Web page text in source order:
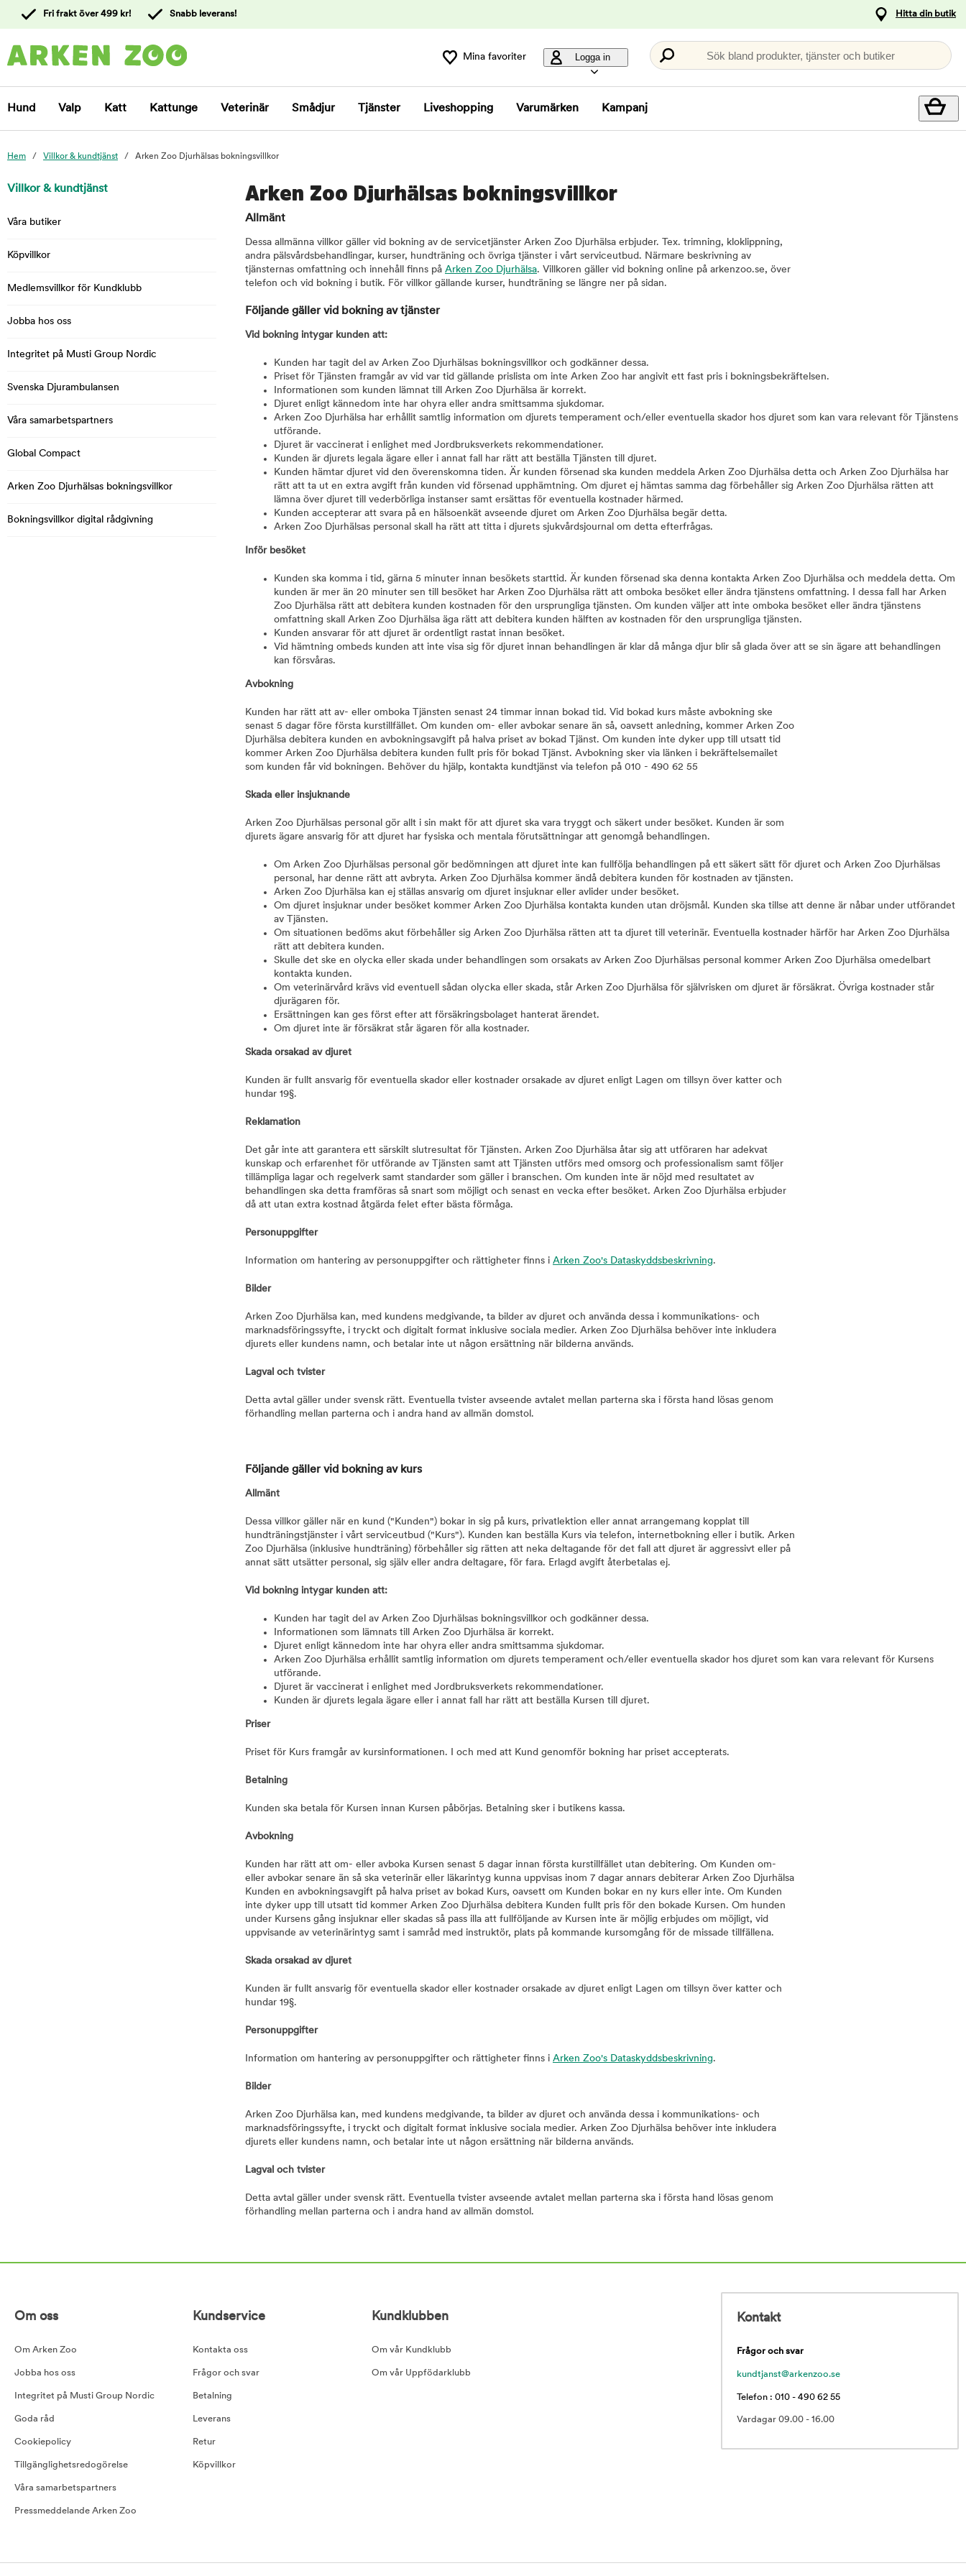
kundtjänst
Fri frakt över 499 kr! Snabb leverans! Hitta din butik
Mina favoriter Logga in Sök bland produkter, tjänster och butiker
Hund Valp Katt Kattunge Veterinär Smådjur Tjänster Liveshopping Varumärken Kampanj
Hem Villkor & kundtjänst Arken Zoo Djurhälsas bokningsvillkor
Villkor & kundtjänst
Våra butiker
Köpvillkor
Medlemsvillkor för Kundklubb
Jobba hos oss
Integritet på Musti Group Nordic
Svenska Djurambulansen
Våra samarbetspartners
Global Compact
Arken Zoo Djurhälsas bokningsvillkor
Bokningsvillkor digital rådgivning
Arken Zoo Djurhälsas bokningsvillkor
Allmänt
Dessa allmänna villkor gäller vid bokning av de servicetjänster Arken Zoo Djurhälsa erbjuder. Tex. trimning, kloklippning,
andra pälsvårdsbehandlingar, kurser, hundträning och övriga tjänster i vårt serviceutbud. Närmare beskrivning av
tjänsternas omfattning och innehåll finns på Arken Zoo Djurhälsa. Villkoren gäller vid bokning online på arkenzoo.se, över
telefon och vid bokning i butik. För villkor gällande kurser, hundträning se längre ner på sidan.
Följande gäller vid bokning av tjänster
Vid bokning intygar kunden att:
Kunden har tagit del av Arken Zoo Djurhälsas bokningsvillkor och godkänner dessa.
Priset för Tjänsten framgår av vid var tid gällande prislista om inte Arken Zoo har angivit ett fast pris i bokningsbekräftelsen.
Informationen som kunden lämnat till Arken Zoo Djurhälsa är korrekt.
Djuret enligt kännedom inte har ohyra eller andra smittsamma sjukdomar.
Arken Zoo Djurhälsa har erhållit samtlig information om djurets temperament och/eller eventuella skador hos djuret som kan vara relevant för Tjänstens
utförande.
Djuret är vaccinerat i enlighet med Jordbruksverkets rekommendationer.
Kunden är djurets legala ägare eller i annat fall har rätt att beställa Tjänsten till djuret.
Kunden hämtar djuret vid den överenskomna tiden. Är kunden försenad ska kunden meddela Arken Zoo Djurhälsa detta och Arken Zoo Djurhälsa har
rätt att ta ut en extra avgift från kunden vid försenad upphämtning. Om djuret ej hämtas samma dag förbehåller sig Arken Zoo Djurhälsa rätten att
lämna över djuret till vederbörliga instanser samt ersättas för eventuella kostnader härmed.
Kunden accepterar att svara på en hälsoenkät avseende djuret om Arken Zoo Djurhälsa begär detta.
Arken Zoo Djurhälsas personal skall ha rätt att titta i djurets sjukvårdsjournal om detta efterfrågas.
Inför besöket
Kunden ska komma i tid, gärna 5 minuter innan besökets starttid. Är kunden försenad ska denna kontakta Arken Zoo Djurhälsa och meddela detta. Om
kunden är mer än 20 minuter sen till besöket har Arken Zoo Djurhälsa rätt att omboka besöket eller ändra tjänstens omfattning. I dessa fall har Arken
Zoo Djurhälsa rätt att debitera kunden kostnaden för den ursprungliga tjänsten. Om kunden väljer att inte omboka besöket eller ändra tjänstens
omfattning skall Arken Zoo Djurhälsa äga rätt att debitera kunden hälften av kostnaden för den ursprungliga tjänsten.
Kunden ansvarar för att djuret är ordentligt rastat innan besöket.
Vid hämtning ombeds kunden att inte visa sig för djuret innan behandlingen är klar då många djur blir så glada över att se sin ägare att behandlingen
kan försvåras.
Avbokning
Kunden har rätt att av- eller omboka Tjänsten senast 24 timmar innan bokad tid. Vid bokad kurs måste avbokning ske
senast 5 dagar före första kurstillfället. Om kunden om- eller avbokar senare än så, oavsett anledning, kommer Arken Zoo
Djurhälsa debitera kunden en avbokningsavgift på halva priset av bokad Tjänst. Om kunden inte dyker upp till utsatt tid
kommer Arken Zoo Djurhälsa debitera kunden fullt pris för bokad Tjänst. Avbokning sker via länken i bekräftelsemailet
som kunden får vid bokningen. Behöver du hjälp, kontakta kundtjänst via telefon på 010 - 490 62 55
Skada eller insjuknande
Arken Zoo Djurhälsas personal gör allt i sin makt för att djuret ska vara tryggt och säkert under besöket. Kunden är som
djurets ägare ansvarig för att djuret har fysiska och mentala förutsättningar att genomgå behandlingen.
Om Arken Zoo Djurhälsas personal gör bedömningen att djuret inte kan fullfölja behandlingen på ett säkert sätt för djuret och Arken Zoo Djurhälsas
personal, har denne rätt att avbryta. Arken Zoo Djurhälsa kommer ändå debitera kunden för kostnaden av tjänsten.
Arken Zoo Djurhälsa kan ej ställas ansvarig om djuret insjuknar eller avlider under besöket.
Om djuret insjuknar under besöket kommer Arken Zoo Djurhälsa kontakta kunden utan dröjsmål. Kunden ska tillse att denne är nåbar under utförandet
av Tjänsten.
Om situationen bedöms akut förbehåller sig Arken Zoo Djurhälsa rätten att ta djuret till veterinär. Eventuella kostnader härför har Arken Zoo Djurhälsa
rätt att debitera kunden.
Skulle det ske en olycka eller skada under behandlingen som orsakats av Arken Zoo Djurhälsas personal kommer Arken Zoo Djurhälsa omedelbart
kontakta kunden.
Om veterinärvård krävs vid eventuell sådan olycka eller skada, står Arken Zoo Djurhälsa för självrisken om djuret är försäkrat. Övriga kostnader står
djurägaren för.
Ersättningen kan ges först efter att försäkringsbolaget hanterat ärendet.
Om djuret inte är försäkrat står ägaren för alla kostnader.
Skada orsakad av djuret
Kunden är fullt ansvarig för eventuella skador eller kostnader orsakade av djuret enligt Lagen om tillsyn över katter och
hundar 19§.
Reklamation
Det går inte att garantera ett särskilt slutresultat för Tjänsten. Arken Zoo Djurhälsa åtar sig att utföraren har adekvat
kunskap och erfarenhet för utförande av Tjänsten samt att Tjänsten utförs med omsorg och professionalism samt följer
tillämpliga lagar och regelverk samt standarder som gäller i branschen. Om kunden inte är nöjd med resultatet av
behandlingen ska detta framföras så snart som möjligt och senast en vecka efter besöket. Arken Zoo Djurhälsa erbjuder
då att utan extra kostnad åtgärda felet efter bästa förmåga.
Personuppgifter
Information om hantering av personuppgifter och rättigheter finns i Arken Zoo's Dataskyddsbeskrivning.
Bilder
Arken Zoo Djurhälsa kan, med kundens medgivande, ta bilder av djuret och använda dessa i kommunikations- och
marknadsföringssyfte, i tryckt och digitalt format inklusive sociala medier. Arken Zoo Djurhälsa behöver inte inkludera
djurets eller kundens namn, och betalar inte ut någon ersättning när bilderna används.
Lagval och tvister
Detta avtal gäller under svensk rätt. Eventuella tvister avseende avtalet mellan parterna ska i första hand lösas genom
förhandling mellan parterna och i andra hand av allmän domstol.
Följande gäller vid bokning av kurs
Allmänt
Dessa villkor gäller när en kund ("Kunden") bokar in sig på kurs, privatlektion eller annat arrangemang kopplat till
hundträningstjänster i vårt serviceutbud ("Kurs"). Kunden kan beställa Kurs via telefon, internetbokning eller i butik. Arken
Zoo Djurhälsa (inklusive hundträning) förbehåller sig rätten att neka deltagande för det fall att djuret är aggressivt eller på
annat sätt utsätter personal, sig själv eller andra deltagare, för fara. Erlagd avgift återbetalas ej.
Vid bokning intygar kunden att:
Kunden har tagit del av Arken Zoo Djurhälsas bokningsvillkor och godkänner dessa.
Informationen som lämnats till Arken Zoo Djurhälsa är korrekt.
Djuret enligt kännedom inte har ohyra eller andra smittsamma sjukdomar.
Arken Zoo Djurhälsa erhållit samtlig information om djurets temperament och/eller eventuella skador hos djuret som kan vara relevant för Kursens
utförande.
Djuret är vaccinerat i enlighet med Jordbruksverkets rekommendationer.
Kunden är djurets legala ägare eller i annat fall har rätt att beställa Kursen till djuret.
Priser
Priset för Kurs framgår av kursinformationen. I och med att Kund genomför bokning har priset accepterats.
Betalning
Kunden ska betala för Kursen innan Kursen påbörjas. Betalning sker i butikens kassa.
Avbokning
Kunden har rätt att om- eller avboka Kursen senast 5 dagar innan första kurstillfället utan debitering. Om Kunden om-
eller avbokar senare än så ska veterinär eller läkarintyg kunna uppvisas inom 7 dagar annars debiterar Arken Zoo Djurhälsa
Kunden en avbokningsavgift på halva priset av bokad Kurs, oavsett om Kunden bokar en ny kurs eller inte. Om Kunden
inte dyker upp till utsatt tid kommer Arken Zoo Djurhälsa debitera Kunden fullt pris för den bokade Kursen. Om hunden
under Kursens gång insjuknar eller skadas så pass illa att fullföljande av Kursen inte är möjlig erbjudes om möjligt, vid
uppvisande av veterinärintyg samt i samråd med instruktör, plats på kommande kursomgång för de missade tillfällena.
Skada orsakad av djuret
Kunden är fullt ansvarig för eventuella skador eller kostnader orsakade av djuret enligt Lagen om tillsyn över katter och
hundar 19§.
Personuppgifter
Information om hantering av personuppgifter och rättigheter finns i Arken Zoo's Dataskyddsbeskrivning.
Bilder
Arken Zoo Djurhälsa kan, med kundens medgivande, ta bilder av djuret och använda dessa i kommunikations- och
marknadsföringssyfte, i tryckt och digitalt format inklusive sociala medier. Arken Zoo Djurhälsa behöver inte inkludera
djurets eller kundens namn, och betalar inte ut någon ersättning när bilderna används.
Lagval och tvister
Detta avtal gäller under svensk rätt. Eventuella tvister avseende avtalet mellan parterna ska i första hand lösas genom
förhandling mellan parterna och i andra hand av allmän domstol.
Om oss
Om Arken Zoo
Jobba hos oss
Integritet på Musti Group Nordic
Goda råd
Cookiepolicy
Tillgänglighetsredogörelse
Våra samarbetspartners
Pressmeddelande Arken Zoo
Kundservice
Kontakta oss
Frågor och svar
Betalning
Leverans
Retur
Köpvillkor
Kundklubben
Om vår Kundklubb
Om vår Uppfödarklubb
Kontakt
Frågor och svar
kundtjanst@arkenzoo.se
Telefon : 010 - 490 62 55
Vardagar 09.00 - 16.00